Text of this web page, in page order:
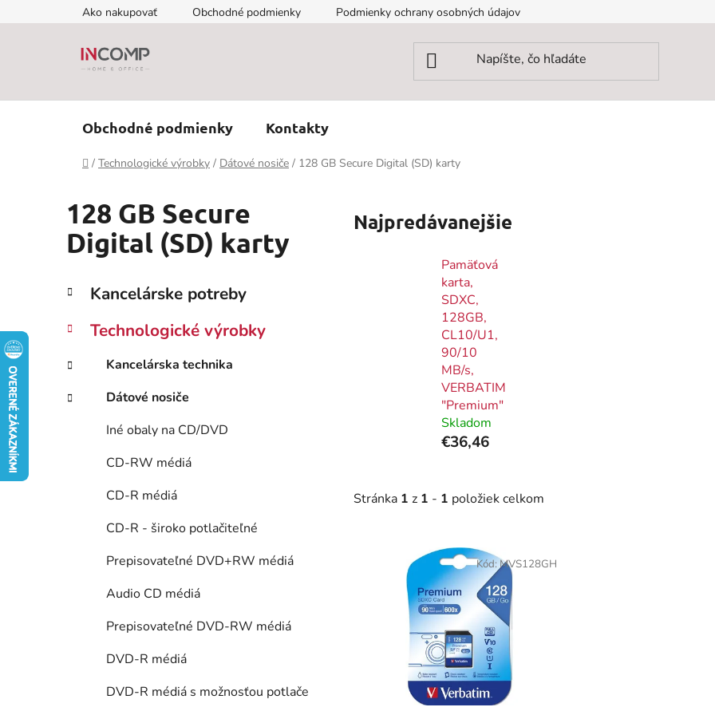
na
Ako nakupovať Obchodné podmienky Podmienky ochrany osobných údajov
Obchodné podmienky Kontakty
Domov
/ Technologické výrobky / Dátové nosiče / 128 GB Secure Digital (SD) karty
128 GB Secure
Digital (SD) karty
B
č
ý
p
a
Preskočiť
kategórie
K
a
e
ó
i
Kancelárske potreby
Technologické výrobky
Kancelárska technika
Dátové nosiče
Iné obaly na CD/DVD
CD-RW médiá
CD-R médiá
CD-R - široko potlačiteľné
Prepisovateľné DVD+RW médiá
Audio CD médiá
Prepisovateľné DVD-RW médiá
DVD-R médiá
DVD-R médiá s možnosťou potlače
Najpredávanejšie
Pamäťová
karta,
SDXC,
128GB,
CL10/U1,
90/10
MB/s,
VERBATIM
"Premium"
Skladom
€36,46
Stránka 1 z 1 - 1 položiek celkom
Kód: MVS128GH